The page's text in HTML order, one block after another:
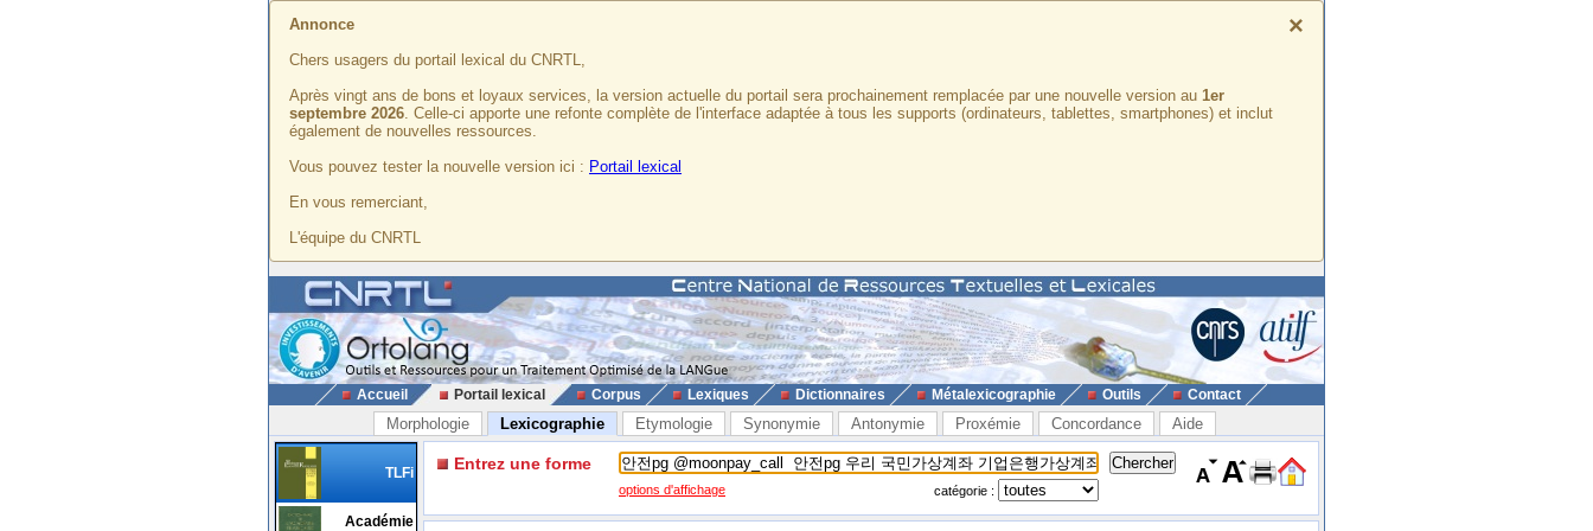
×
Annonce
Chers usagers du portail lexical du CNRTL,
Après vingt ans de bons et loyaux services, la version actuelle du portail sera prochainement remplacée par une nouvelle version au 1er
septembre 2026. Celle-ci apporte une refonte complète de l'interface adaptée à tous les supports (ordinateurs, tablettes, smartphones) et inclut
également de nouvelles ressources.
Vous pouvez tester la nouvelle version ici : Portail lexical
En vous remerciant,
L'équipe du CNRTL
Accueil Portail lexical Corpus Lexiques Dictionnaires Métalexicographie Outils Contact
Morphologie Lexicographie Etymologie Synonymie Antonymie Proxémie Concordance Aide
TLFi
Académie
Entrez une forme
options d'affichage catégorie :